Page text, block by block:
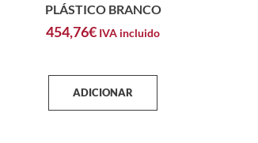
PLÁSTICO BRANCO
454,76€ IVA incluido
ADICIONAR